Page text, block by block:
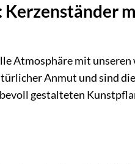
Kerzenständer
Atmosphäre mit
Anmut und sind
gestalteten